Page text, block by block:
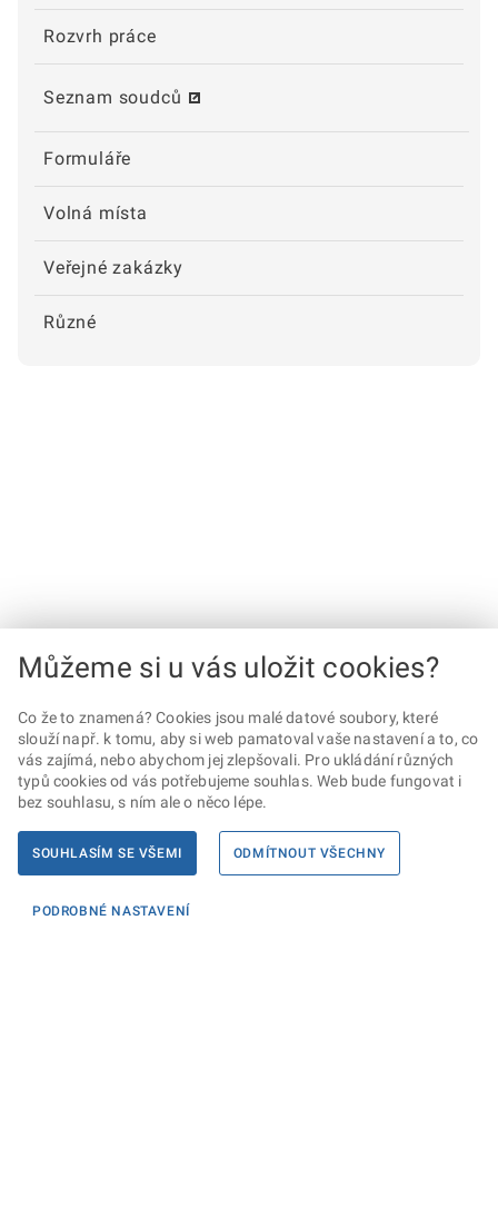
Rozvrh práce
Seznam soudců
Formuláře
Volná místa
Veřejné zakázky
Různé
Můžeme si u vás uložit cookies?
Co že to znamená? Cookies jsou malé datové soubory, které
slouží např. k tomu, aby si web pamatoval vaše nastavení a to, co
vás zajímá, nebo abychom jej zlepšovali. Pro ukládání různých
typů cookies od vás potřebujeme souhlas. Web bude fungovat i
bez souhlasu, s ním ale o něco lépe.
SOUHLASÍM SE VŠEMI ODMÍTNOUT VŠECHNY
PODROBNÉ NASTAVENÍ